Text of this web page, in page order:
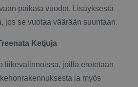
paikata vuodot. Lisäyksestä
jos se vuotaa väärään suuntaan.
Ketjuja
liikevalinnoissa, joilla erotetaan
ja myös